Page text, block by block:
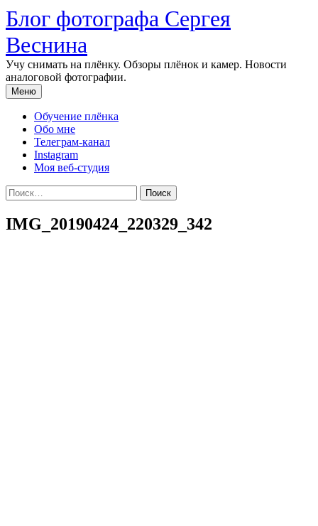
Перейти
к
содержимому
Блог фотографа Сергея
Веснина
Учу снимать на плёнку. Обзоры плёнок и камер. Новости
аналоговой фотографии.
Меню
Обучение плёнка
Обо мне
Телеграм-канал
Instagram
Моя веб-студия
Найти:
IMG_20190424_220329_342